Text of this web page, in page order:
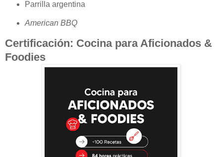
Parrilla argentina
American BBQ
Certificación: Cocina para Aficionados &
Foodies